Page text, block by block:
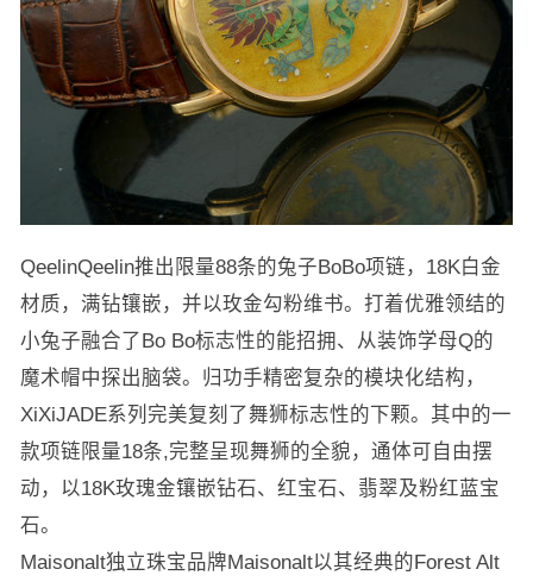
QeelinQeelin推出限量88条的兔子BoBo项链，18K白金
材质，满钻镶嵌，并以玫金勾粉维书。打着优雅领结的
小兔子融合了Bo Bo标志性的能招拥、从装饰学母Q的
魔术帽中探出脑袋。归功手精密复杂的模块化结构，
XiXiJADE系列完美复刻了舞狮标志性的下颗。其中的一
款项链限量18条,完整呈现舞狮的全貌，通体可自由摆
动，以18K玫瑰金镶嵌钻石、红宝石、翡翠及粉红蓝宝
石。
Maisonalt独立珠宝品牌Maisonalt以其经典的Forest Alt